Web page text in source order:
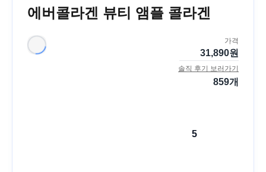
에버콜라겐 뷰티 앰플 콜라겐
가격
31,890원
솔직 후기 보러가기
859개
5